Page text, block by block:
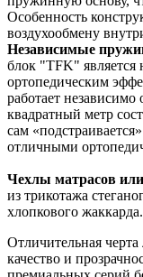
Особенность
воздухообмену
Независимые
блок "TFK" является
ортопедическим
работает
квадратный метр
сам
отличными
Чехлы матрасов
из трикотажа
хлопкового жаккарда.
Отличительная
качество и